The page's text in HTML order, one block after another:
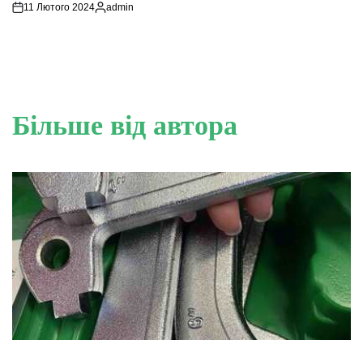
11 Лютого 2024
Опубліковано
admin
Більше від автора